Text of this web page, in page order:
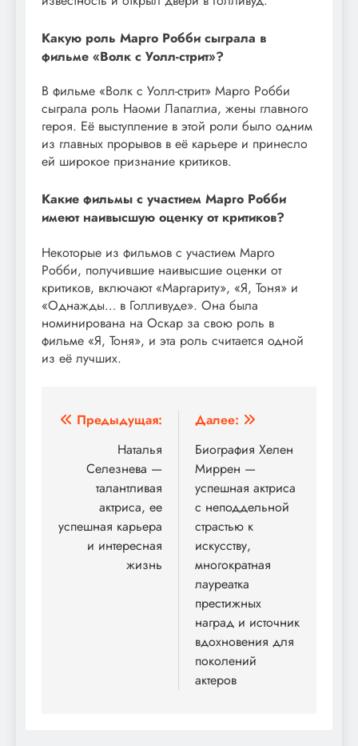
Какую роль Марго Робби сыграла в
фильме «Волк с Уолл-стрит»?
В фильме «Волк с Уолл-стрит» Марго Робби
сыграла роль Наоми Лапаглиа, жены главного
героя. Её выступление в этой роли было одним
из главных прорывов в её карьере и принесло
ей широкое признание критиков.
Какие фильмы с участием Марго Робби
имеют наивысшую оценку от критиков?
Некоторые из фильмов с участием Марго
Робби, получившие наивысшие оценки от
критиков, включают «Маргариту», «Я, Тоня» и
«Однажды… в Голливуде». Она была
номинирована на Оскар за свою роль в
фильме «Я, Тоня», и эта роль считается одной
из её лучших.
Навигация
записям
Предыдущая:
Наталья
Селезнева —
талантливая
актриса, ее
успешная карьера
и интересная
жизнь
Далее:
Биография Хелен
Миррен —
успешная актриса
с неподдельной
страстью к
искусству,
многократная
лауреатка
престижных
наград и источник
вдохновения для
поколений
актеров